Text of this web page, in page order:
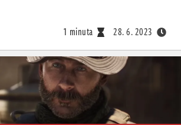
1 minuta 28. 6. 2023